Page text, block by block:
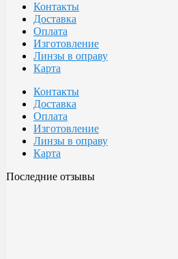
Контакты
Доставка
Оплата
Изготовление
Линзы в оправу
Карта
Контакты
Доставка
Оплата
Изготовление
Линзы в оправу
Карта
Последние отзывы